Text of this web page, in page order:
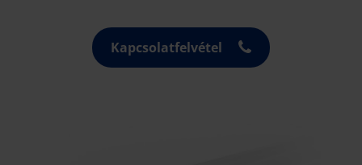
Kapcsolatfelvétel